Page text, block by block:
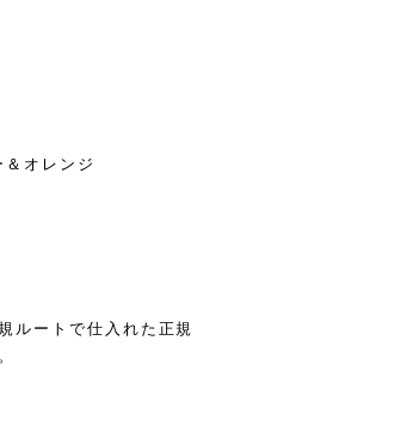
オレンジ
ルートで仕入れた正規